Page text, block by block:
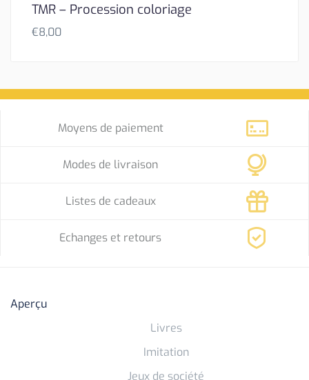
TMR – Procession coloriage
€8,00
Moyens de paiement
Modes de livraison
Listes de cadeaux
Echanges et retours
Aperçu
Livres
Imitation
Jeux de société